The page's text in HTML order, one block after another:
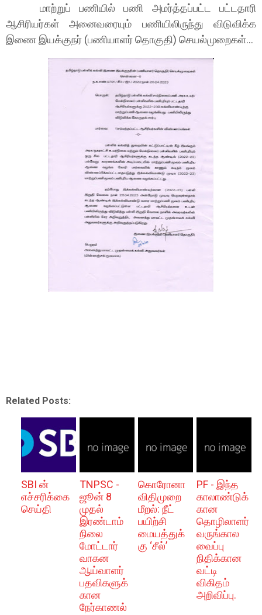
மாற்றுப் பணியில் பணி அமர்த்தப்பட்ட பட்டதாரி
ஆசிரியர்கள் அனைவரையும் பணியிலிருந்து விடுவிக்க
இணை இயக்குநர் (பணியாளர் தொகுதி) செயல்முறைகள்...
Related Posts:
SBI ன்
எச்சரிக்கை
செய்தி
TNPSC -
ஜூன் 8
முதல்
இரண்டாம்
நிலை
மோட்டார்
வாகன
ஆய்வாளர்
பதவிகளுக்
கான
நேர்காணல்
கொரோனா
விதிமுறை
மீறல்: நீட்
பயிற்சி
மையத்துக்
கு ‘சீல்’
PF - இந்த
காலாண்டுக்
கான
தொழிலாளர்
வருங்கால
வைப்பு
நிதிக்கான
வட்டி
விகிதம்
அறிவிப்பு.